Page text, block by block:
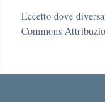
Eccetto dove
Commons